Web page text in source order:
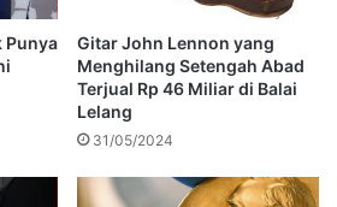
Punya
Gitar John Lennon yang
Menghilang Setengah Abad
Terjual Rp 46 Miliar di Balai
Lelang
31/05/2024